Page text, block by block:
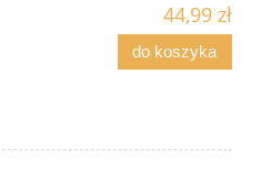
44,99 zł
do koszyka